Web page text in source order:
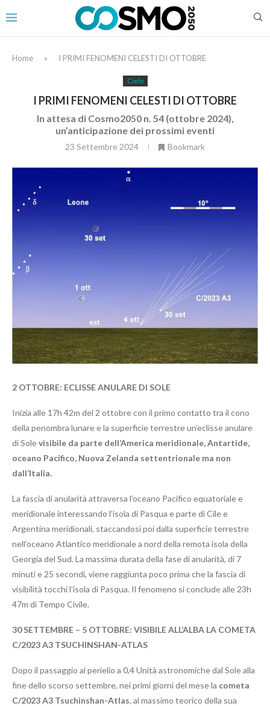
Home » I PRIMI FENOMENI CELESTI DI OTTOBRE
Cielo
I PRIMI FENOMENI CELESTI DI OTTOBRE
In attesa di Cosmo2050 n. 54 (ottobre 2024),
un’anticipazione dei prossimi eventi
23 Settembre 2024 Bookmark
2 OTTOBRE: ECLISSE ANULARE DI SOLE
Inizia alle 17h 42m del 2 ottobre con il primo contatto tra il cono
della penombra lunare e la superficie terrestre un’eclisse anulare
di Solevisibile da parte dell’America meridionale, Antartide,
oceano Pacifico, Nuova Zelanda settentrionale ma non
dall’Italia.
La fascia di anularità attraversa l’oceano Pacifico equatoriale e
meridionale interessando l’isola di Pasqua e parte di Cile e
Argentina meridionali, staccandosi poi dalla superficie terrestre
nell’oceano Atlantico meridionale a nord della remota isola della
Georgia del Sud. La massima durata della fase di anularità, di 7
minuti e 25 secondi, viene raggiunta poco prima che la fascia di
visibilità tocchi l’isola di Pasqua. Il fenomeno si conclude alle 23h
47m di Tempo Civile.
30 SETTEMBRE – 5 OTTOBRE: VISIBILE ALL’ALBA LA COMETA
C/2023 A3 TSUCHINSHAN-ATLAS
Dopo il passaggio al perielio a 0,4 Unità astronomiche dal Sole alla
fine dello scorso settembre, nei primi giorni del mese la cometa
C/2023 A3 Tsuchinshan-Atlas, al massimo teorico della sua